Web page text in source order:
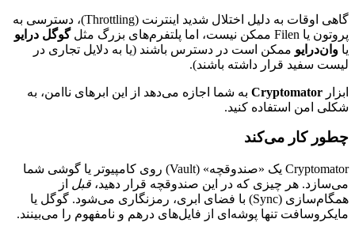
گاهی اوقات به دلیل اختلال شدید اینترنت (Throttling)، دسترسی به
پروتون یا Filen ممکن نیست، اما پلتفرم‌های بزرگ مثل
گوگل درایو
یا وان‌درایو ممکن است در دسترس باشند (یا به دلایل تجاری در
لیست سفید قرار داشته باشند).
ابزار Cryptomator به شما اجازه می‌دهد از این ابرهای ناامن، به
شکلی امن استفاده کنید.
چطور کار می‌کند
Cryptomator یک «صندوقچه» (Vault) روی کامپیوتر یا گوشی شما
می‌سازد. هر چیزی که در این صندوقچه قرار دهید، قبل از
همگام‌سازی (Sync) با فضای ابری، رمزنگاری می‌شود. گوگل یا
مایکروسافت تنها پوشه‌ای از فایل‌های درهم و نامفهوم را می‌بینند.